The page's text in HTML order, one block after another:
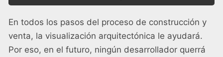
En todos los pasos del proceso de construcción y
venta, la visualización arquitectónica le ayudará.
Por eso, en el futuro, ningún desarrollador querrá